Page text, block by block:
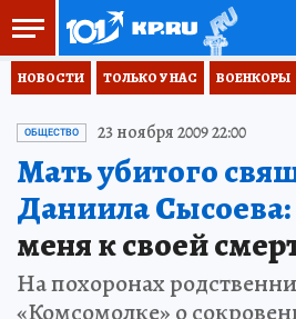
НОВОСТИ ТОЛЬКО У НАС ВОЕНКОРЫ
ОБЩЕСТВО 23 ноября 2009 22:00
Мать убитого
Даниила Сысоева:
меня к своей
На похоронах
«Комсомолке» о